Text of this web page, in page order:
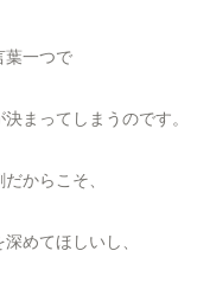
葉一つで
まってしまうのです。
からこそ、
めてほしいし、